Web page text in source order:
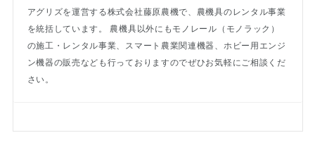
アグリズを運営する株式会社藤原農機で、農機具のレンタル事業
を統括しています。 農機具以外にもモノレール（モノラック）
の施工・レンタル事業、スマート農業関連機器、ホビー用エンジ
ン機器の販売なども行っておりますのでぜひお気軽にご相談くだ
さい。